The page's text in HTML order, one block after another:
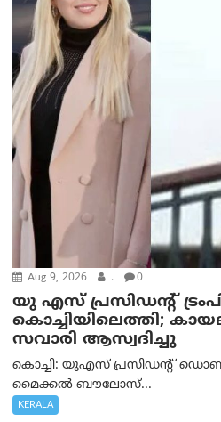
Aug 9, 2026 . 0
യു എസ് പ്രസിഡന്റ്
കൊച്ചിയിലെത്തി;
സവാരി ആസ്വദിച്ചു
കൊച്ചി: യുഎസ് പ്രസിഡന്റ്
മൈക്കൽ ബൗലോസ്...
KERALA